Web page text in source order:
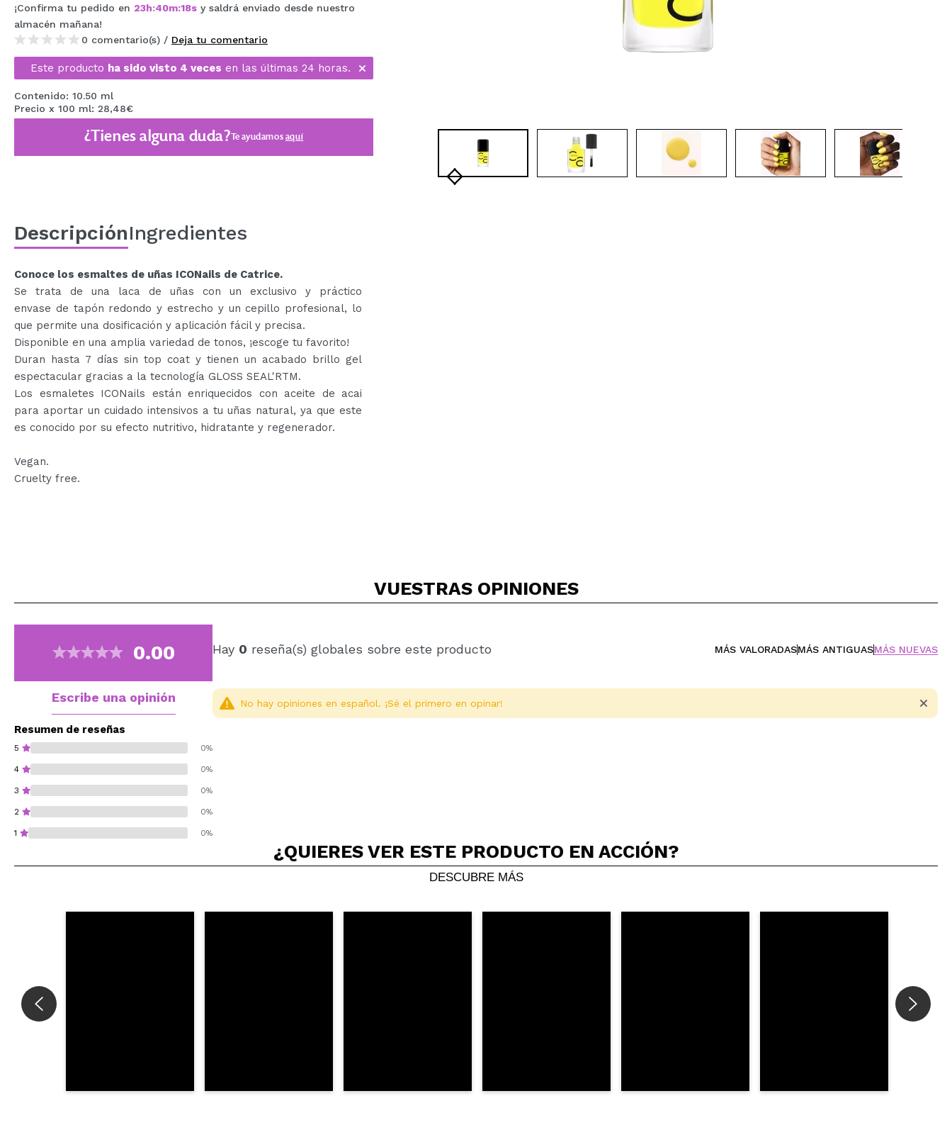
MAQUIFARMA
KOREA ZONE
TRAVEL SIZE
NATURE
PRÓXIMAMENTE
¡Confirma tu pedido en 23h:40m:18s y saldrá enviado desde nuestro
almacén mañana!
0 comentario(s) / Deja tu comentario
Este producto ha sido visto 4 veces en las últimas 24 horas.
Contenido: 10.50 ml
Precio x 100 ml: 28,48€
¿Tienes alguna duda?Te ayudamosaquí
DescripciónIngredientes
Conoce los esmaltes de uñas ICONails de Catrice.
Se trata de una laca de uñas con un exclusivo y práctico
envase de tapón redondo y estrecho y un cepillo profesional, lo
que permite una dosificación y aplicación fácil y precisa.
Disponible en una amplia variedad de tonos, ¡escoge tu favorito!
Duran hasta 7 días sin top coat y tienen un acabado brillo gel
espectacular gracias a la tecnología GLOSS SEAL'RTM.
Los esmaletes ICONails están enriquecidos con aceite de acai
para aportar un cuidado intensivos a tu uñas natural, ya que este
es conocido por su efecto nutritivo, hidratante y regenerador.
Vegan.
Cruelty free.
VUESTRAS OPINIONES
0.00
Escribe una opinión
Resumen de reseñas
5 0%
4 0%
3 0%
2 0%
1 0%
Hay 0 reseña(s) globales sobre este producto MÁS VALORADASMÁS ANTIGUASMÁS NUEVAS
Compartir un vídeo o una foto
Tu vídeo podría ser el primero. Imagínatelo...
¿Recomendarías su compra? Si No 5/5
No hay opiniones en español. ¡Sé el primero en opinar!
¿QUIERES VER ESTE PRODUCTO EN ACCIÓN?
DESCUBRE MÁS